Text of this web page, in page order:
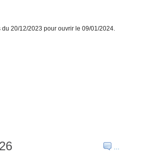
20/12/2023 pour ouvrir le 09/01/2024.
…